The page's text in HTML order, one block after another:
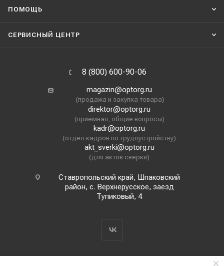
ПОМОЩЬ
СЕРВИСНЫЙ ЦЕНТР
8 (800) 600-90-06
magazin@optorg.ru
(продажа и закупка товара)
direktor@optorg.ru
(приёмная, общие вопросы)
kadr@optorg.ru
(отдел кадров по трудоустройству)
akt_sverki@optorg.ru
(для актов сверки)
Ставропольский край, Шпаковский
район, с. Верхнерусское, заезд
Тупиковый, 4